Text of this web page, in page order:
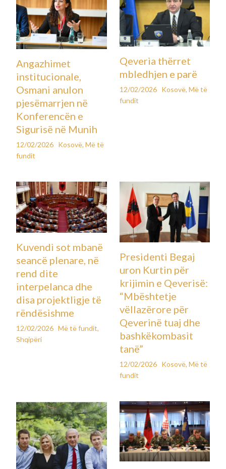
Angazhimet
institucionale,
Osmani anulon
pjesëmarrjen në
Konferencën e
Sigurisë në Munih
12/02/2026 Kosovë,Më të
fundit
Qeveria thërret
mbledhjen e parë
12/02/2026 Kosovë, Më të
fundit
Kuvendi sot mbanë
seancë plenare, në
rend dite
interpelanca dhe
disa projektligje të
rëndësishme
12/02/2026 Më të fundit,
Shqipëri
Presidenti Begaj
uron Kurtin për
krijimin e Qeverisë:
“Mbështetje
vëllazërore për
Qeverinë tuaj dhe
bashkëkombasit
tanë”
12/02/2026 Kosovë, Më të
fundit